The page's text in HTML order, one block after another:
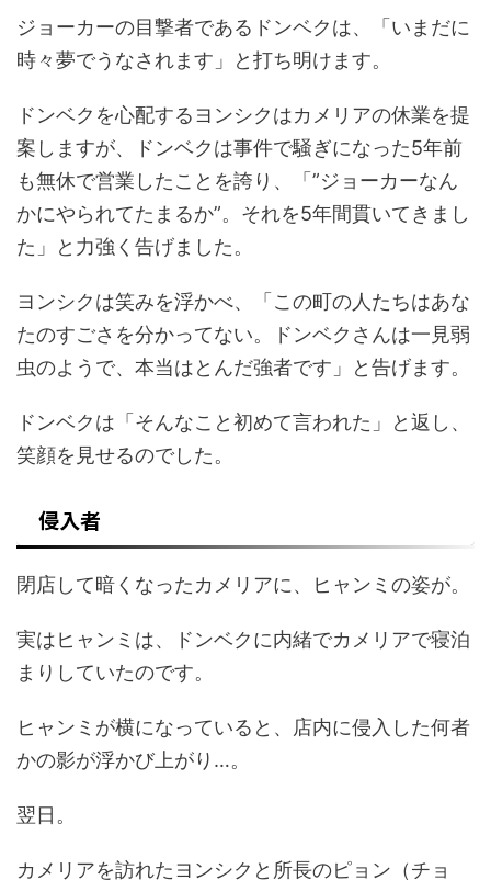
ジョーカーの目撃者であるドンベクは、「いまだに
時々夢でうなされます」と打ち明けます。
ドンベクを心配するヨンシクはカメリアの休業を提
案しますが、ドンベクは事件で騒ぎになった5年前
も無休で営業したことを誇り、「”ジョーカーなん
かにやられてたまるか”。それを5年間貫いてきまし
た」と力強く告げました。
ヨンシクは笑みを浮かべ、「この町の人たちはあな
たのすごさを分かってない。ドンベクさんは一見弱
虫のようで、本当はとんだ強者です」と告げます。
ドンベクは「そんなこと初めて言われた」と返し、
笑顔を見せるのでした。
侵入者
閉店して暗くなったカメリアに、ヒャンミの姿が。
実はヒャンミは、ドンベクに内緒でカメリアで寝泊
まりしていたのです。
ヒャンミが横になっていると、店内に侵入した何者
かの影が浮かび上がり…。
翌日。
カメリアを訪れたヨンシクと所長のピョン（チョ